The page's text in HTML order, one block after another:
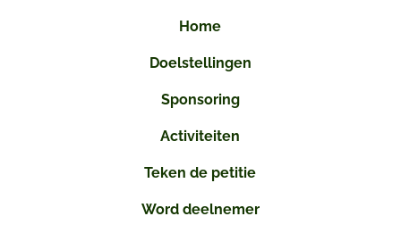
Home
Doelstellingen
Sponsoring
Activiteiten
Teken de petitie
Word deelnemer